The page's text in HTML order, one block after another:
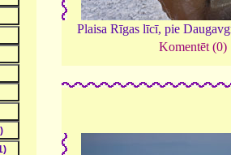
Plaisa Rīgas līcī, pie
Komentēt (0)